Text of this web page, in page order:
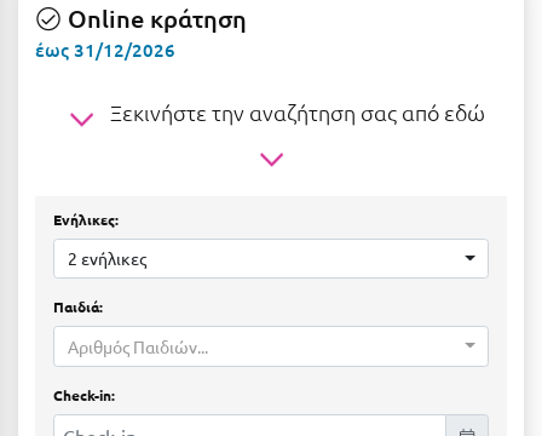
Ελληνικό Αρκαδίας
Ελούντα Κρήτης
Ερέτρια
Ευρυτανία
Ζαγοροχώρια
Ζάκυνθος
Online κράτηση
έως 31/12/2026
Ξεκινήστε την αναζήτηση σας από εδώ
Ενήλικες:
2 ενήλικες
Παιδιά:
Αριθμός Παιδιών...
Check-in: